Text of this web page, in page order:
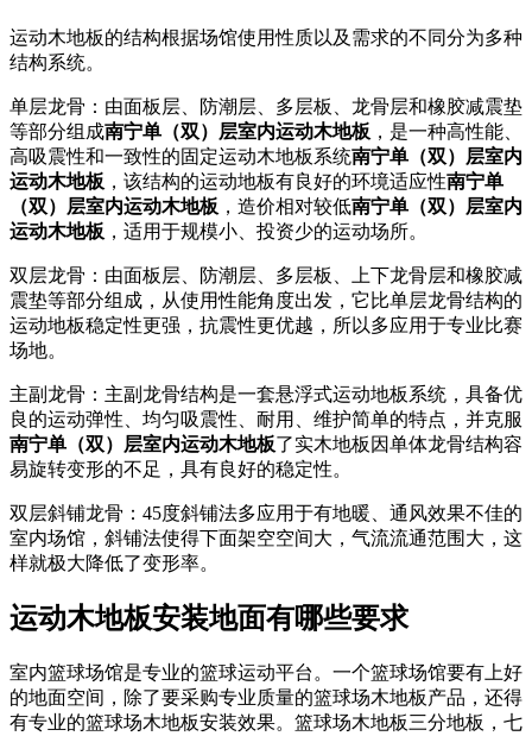
运动木地板的结构根据场馆使用性质以及需求的不同分为多种
结构系统。
单层龙骨：由面板层、防潮层、多层板、龙骨层和橡胶减震垫
等部分组成南宁单（双）层室内运动木地板 ，是一种高性能、
高吸震性和一致性的固定运动木地板系统南宁单（双）层室内
运动木地板 ，该结构的运动地板有良好的环境适应性南宁单
（双）层室内运动木地板 ，造价相对较低南宁单（双）层室内
运动木地板 ，适用于规模小、投资少的运动场所。
双层龙骨：由面板层、防潮层、多层板、上下龙骨层和橡胶减
震垫等部分组成，从使用性能角度出发，它比单层龙骨结构的
运动地板稳定性更强，抗震性更优越，所以多应用于专业比赛
场地。
主副龙骨：主副龙骨结构是一套悬浮式运动地板系统，具备优
良的运动弹性、均匀吸震性、耐用、维护简单的特点，并克服
南宁单（双）层室内运动木地板了实木地板因单体龙骨结构容
易旋转变形的不足，具有良好的稳定性。
双层斜铺龙骨：45度斜铺法多应用于有地暖、通风效果不佳的
室内场馆，斜铺法使得下面架空空间大，气流流通范围大，这
样就极大降低了变形率。
运动木地板安装地面有哪些要求
室内篮球场馆是专业的篮球运动平台。一个篮球场馆要有上好
的地面空间，除了要采购专业质量的篮球场木地板产品，还得
有专业的篮球场木地板安装效果。篮球场木地板三分地板，七